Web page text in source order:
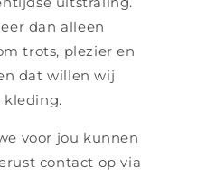
dan alleen
trots, plezier en
dat willen wij
kleding.
voor jou kunnen
contact op via